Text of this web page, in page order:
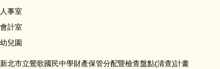
學校家庭教育專區
校務規章及辦法
升學進路相關連結
人事室
會計室
幼兒園
新北市立鶯歌國民中學財產保管分配暨檢查盤點(清查)計畫